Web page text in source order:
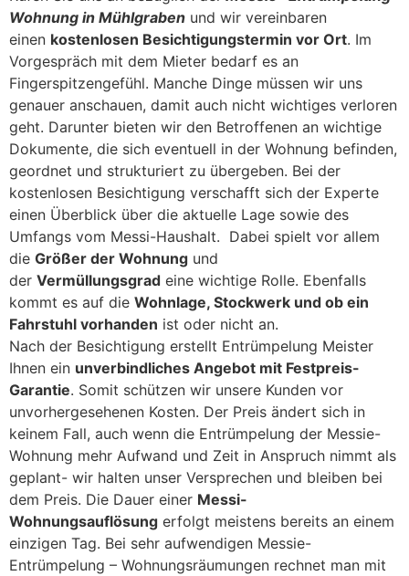
Wohnung in Mühlgraben und wir vereinbaren
einen kostenlosen Besichtigungstermin vor Ort. Im
Vorgespräch mit dem Mieter bedarf es an
Fingerspitzengefühl. Manche Dinge müssen wir uns
genauer anschauen, damit auch nicht wichtiges verloren
geht. Darunter bieten wir den Betroffenen an wichtige
Dokumente, die sich eventuell in der Wohnung befinden,
geordnet und strukturiert zu übergeben. Bei der
kostenlosen Besichtigung verschafft sich der Experte
einen Überblick über die aktuelle Lage sowie des
Umfangs vom Messi-Haushalt. Dabei spielt vor allem
die Größer der Wohnung und
der Vermüllungsgrad eine wichtige Rolle. Ebenfalls
kommt es auf die Wohnlage, Stockwerk und ob ein
Fahrstuhl vorhanden ist oder nicht an.
Nach der Besichtigung erstellt Entrümpelung Meister
Ihnen ein unverbindliches Angebot mit Festpreis-
Garantie. Somit schützen wir unsere Kunden vor
unvorhergesehenen Kosten. Der Preis ändert sich in
keinem Fall, auch wenn die Entrümpelung der Messie-
Wohnung mehr Aufwand und Zeit in Anspruch nimmt als
geplant- wir halten unser Versprechen und bleiben bei
dem Preis. Die Dauer einer Messi-
Wohnungsauflösung erfolgt meistens bereits an einem
einzigen Tag. Bei sehr aufwendigen Messie-
Entrümpelung – Wohnungsräumungen rechnet man mit